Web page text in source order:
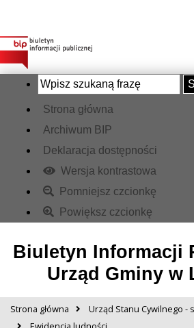
Strona główna
Archiwum BIP
Deklaracja dostępności
Wersja kontrastowa
Pomniejsz czcionkę
Powiększ czcionkę
Biuletyn Informacji
Urząd Gminy w
Strona główna
Urząd Stanu Cywilnego -